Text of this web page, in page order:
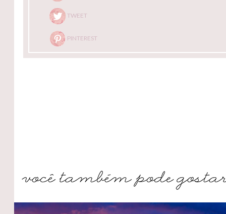
TWEET
PINTEREST